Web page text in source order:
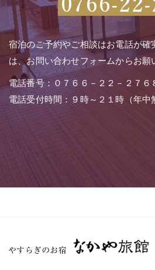
宿泊のご予約やご相談はお電話が確
は、お問い合わせフォームからお願
電話番号：０７６６－２２－２７６
電話受付時間：９時～２１時（年中